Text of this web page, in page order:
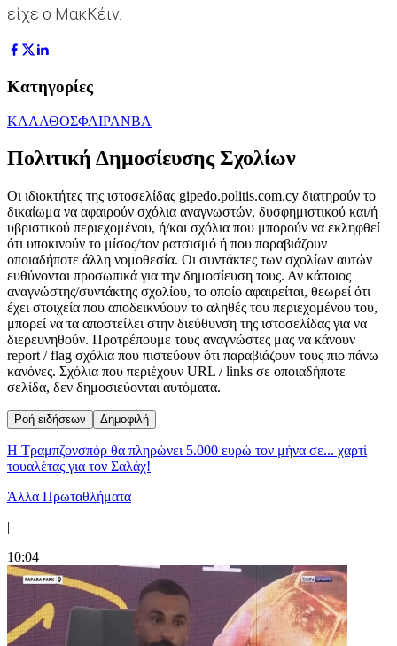
είχε ο ΜακΚέιν.
Κατηγορίες
ΚΑΛΑΘΟΣΦΑΙΡΑNBA
Πολιτική Δημοσίευσης Σχολίων
Οι ιδιοκτήτες της ιστοσελίδας gipedo.politis.com.cy διατηρούν το
δικαίωμα να αφαιρούν σχόλια αναγνωστών, δυσφημιστικού και/ή
υβριστικού περιεχομένου, ή/και σχόλια που μπορούν να εκληφθεί
ότι υποκινούν το μίσος/τον ρατσισμό ή που παραβιάζουν
οποιαδήποτε άλλη νομοθεσία. Οι συντάκτες των σχολίων αυτών
ευθύνονται προσωπικά για την δημοσίευση τους. Αν κάποιος
αναγνώστης/συντάκτης σχολίου, το οποίο αφαιρείται, θεωρεί ότι
έχει στοιχεία που αποδεικνύουν το αληθές του περιεχομένου του,
μπορεί να τα αποστείλει στην διεύθυνση της ιστοσελίδας για να
διερευνηθούν. Προτρέπουμε τους αναγνώστες μας να κάνουν
report / flag σχόλια που πιστεύουν ότι παραβιάζουν τους πιο πάνω
κανόνες. Σχόλια που περιέχουν URL / links σε οποιαδήποτε
σελίδα, δεν δημοσιεύονται αυτόματα.
Ροή ειδήσεων Δημοφιλή
Η Τραμπζονσπόρ θα πληρώνει 5.000 ευρώ τον μήνα σε... χαρτί
τουαλέτας για τον Σαλάχ!
Άλλα Πρωταθλήματα
|
10:04